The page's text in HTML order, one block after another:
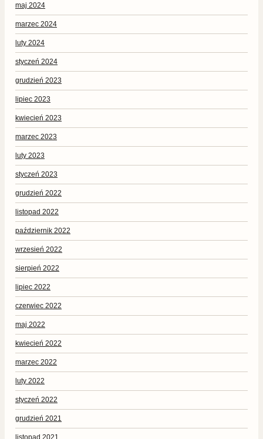
maj 2024
marzec 2024
luty 2024
styczeń 2024
grudzień 2023
lipiec 2023
kwiecień 2023
marzec 2023
luty 2023
styczeń 2023
grudzień 2022
listopad 2022
październik 2022
wrzesień 2022
sierpień 2022
lipiec 2022
czerwiec 2022
maj 2022
kwiecień 2022
marzec 2022
luty 2022
styczeń 2022
grudzień 2021
listopad 2021